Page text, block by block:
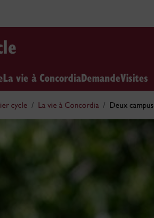
La vie à ConcordiaDemandeVisites
cycle La vie à Concordia Deux campus